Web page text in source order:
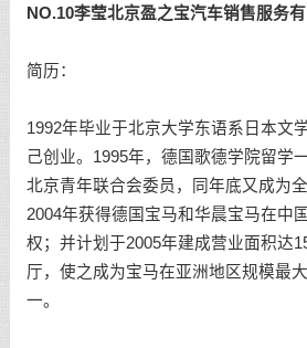
NO.10李莹北京盈之宝汽车销售服务
简历：
1992年毕业于北京大学东语系日本文
己创业。1995年，德国歌德学院留学
北京青年联合会委员，同年底又成为
2004年获得德国宝马和华晨宝马在中
权；并计划于2005年建成营业面积达
厅，使之成为宝马在亚洲地区规模最
一。